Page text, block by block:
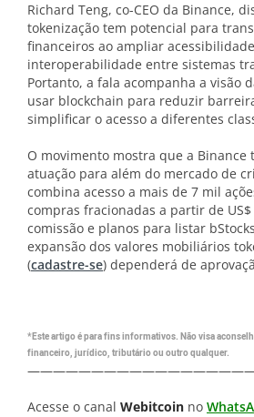
Richard Teng, co-CEO da Binance,
tokenização tem potencial para
financeiros ao ampliar
interoperabilidade entre sistemas
Portanto, a fala acompanha a visão
usar blockchain para reduzir
simplificar o acesso a diferentes
O movimento mostra que a Binance
atuação para além do mercado de
combina acesso a mais de 7 mil
compras fracionadas a partir de US$
comissão e planos para listar
expansão dos valores mobiliários
(cadastre-se) dependerá de
*Este artigo é para fins informativos. Não visa
financeiro, jurídico, tributário ou outro qualquer.
Acesse o canal Webitcoin no